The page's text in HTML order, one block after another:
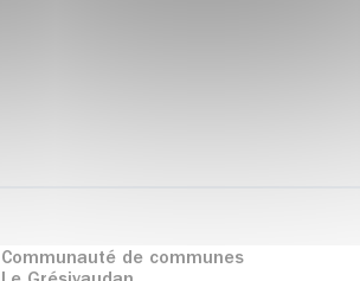
Communauté de communes